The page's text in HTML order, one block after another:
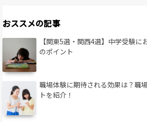
おススメの記事
【関東5選・関西4選】中学受験に
のポイント
職場体験に期待される効果は？職
トを紹介！